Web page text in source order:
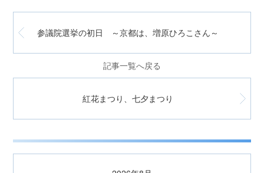
参議院選挙の初日 ～京都は、増原ひろこさん～
記事一覧へ戻る
紅花まつり、七夕まつり